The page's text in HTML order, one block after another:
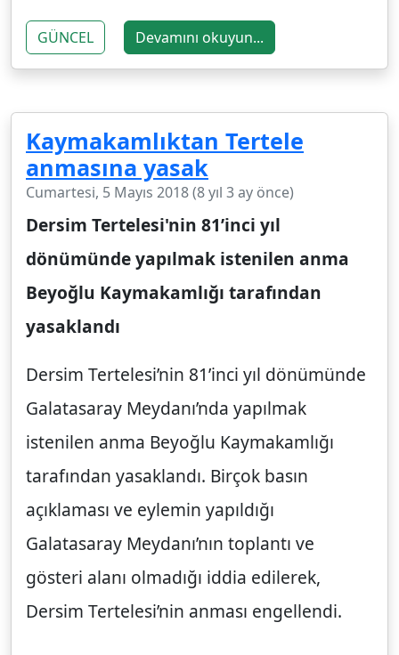
GÜNCEL Devamını okuyun...
Kaymakamlıktan Tertele
anmasına yasak
Cumartesi, 5 Mayıs 2018 (8 yıl 3 ay önce)
Dersim Tertelesi'nin 81’inci yıl
dönümünde yapılmak istenilen anma
Beyoğlu Kaymakamlığı tarafından
yasaklandı
Dersim Tertelesi’nin 81’inci yıl dönümünde
Galatasaray Meydanı’nda yapılmak
istenilen anma Beyoğlu Kaymakamlığı
tarafından yasaklandı. Birçok basın
açıklaması ve eylemin yapıldığı
Galatasaray Meydanı’nın toplantı ve
gösteri alanı olmadığı iddia edilerek,
Dersim Tertelesi’nin anması engellendi.